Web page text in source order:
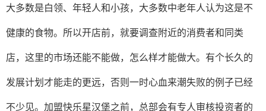
大多数是白领、年轻人和小孩，大多数中老年人认为这是不
健康的食物。所以开店前，就要调查附近的消费者和同类
店，这里的市场还能不能做，怎么样才能做大。有个长久的
发展计划才能走的更远，否则一时心血来潮失败的例子已经
不少见。加盟快乐星汉堡之前，总部会有专人审核投资者的